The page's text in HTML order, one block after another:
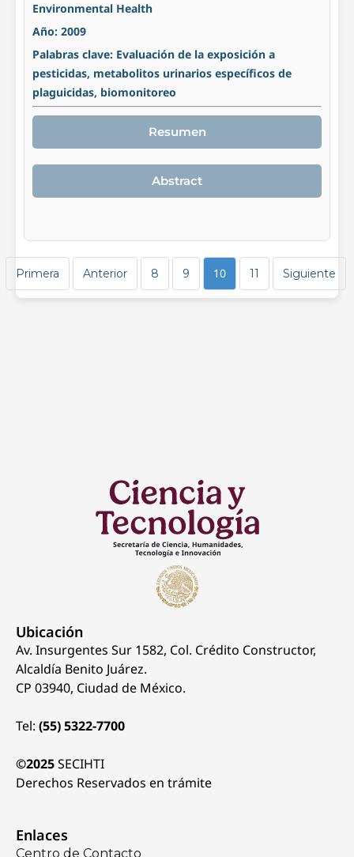
Environmental Health
Año: 2009
Palabras clave: Evaluación de la exposición a
pesticidas, metabolitos urinarios específicos de
plaguicidas, biomonitoreo
Resumen
Abstract
Primera Anterior 8 9 10 11 Siguiente
Ubicación
Av. Insurgentes Sur 1582, Col. Crédito Constructor,
Alcaldía Benito Juárez.
CP 03940, Ciudad de México.
Tel: (55) 5322-7700
©2025SECIHTI
Derechos Reservados en trámite
Enlaces
Centro de Contacto